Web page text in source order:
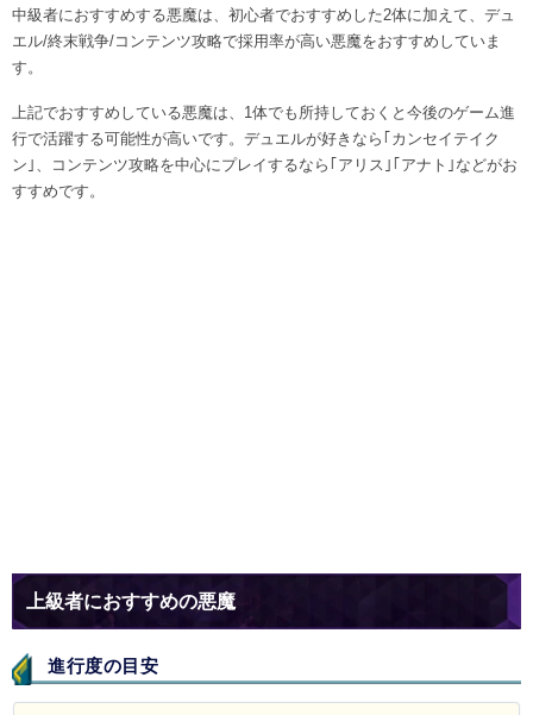
中級者におすすめする悪魔は、初心者でおすすめした2体に加えて、デュ
エル/終末戦争/コンテンツ攻略で採用率が高い悪魔をおすすめしていま
す。
上記でおすすめしている悪魔は、1体でも所持しておくと今後のゲーム進
行で活躍する可能性が高いです。デュエルが好きなら｢カンセイテイク
ン｣、コンテンツ攻略を中心にプレイするなら｢アリス｣｢アナト｣などがお
すすめです。
上級者におすすめの悪魔
進行度の目安